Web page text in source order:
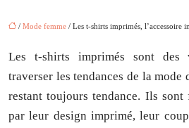
/ Mode femme / Les t-shirts imprimés, l’accessoire
Les t-shirts imprimés sont des
traverser les tendances de la mode
restant toujours tendance. Ils
par leur design imprimé, leur